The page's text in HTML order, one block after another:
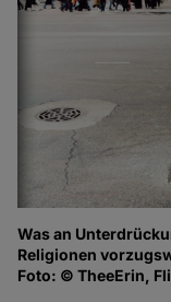
Was an
Religionen
Foto: © TheeErin,